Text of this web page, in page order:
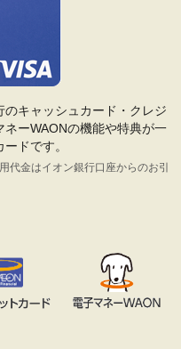
キャッシュカード・クレジ
ーWAONの機能や特典が一
ードです。
代金はイオン銀行口座からのお引